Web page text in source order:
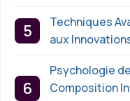
Techniques
aux
Psychologie
Composition